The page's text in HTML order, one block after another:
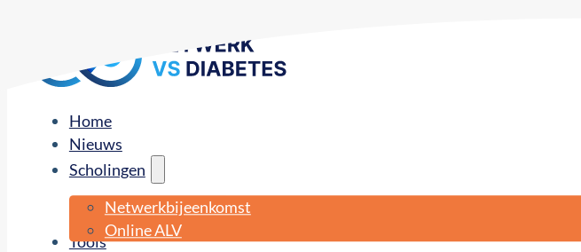
Home
Nieuws
Scholingen
Netwerkbijeenkomst
Online ALV
Tools